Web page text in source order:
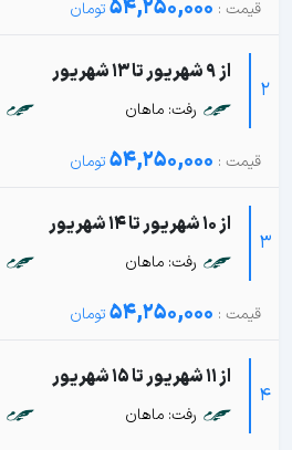
54,250,000
2
از 9 شهریور تا 13 شهریور
رفت: ماهان
54,250,000
3
از 10 شهریور تا 14 شهریور
رفت: ماهان
54,250,000
4
از 11 شهریور تا 15 شهریور
رفت: ماهان